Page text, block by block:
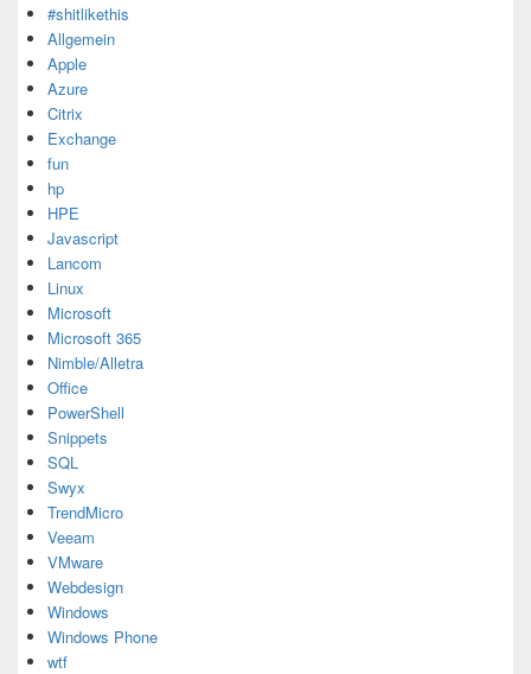
#shitlikethis
Allgemein
Apple
Azure
Citrix
Exchange
fun
hp
HPE
Javascript
Lancom
Linux
Microsoft
Microsoft 365
Nimble/Alletra
Office
PowerShell
Snippets
SQL
Swyx
TrendMicro
Veeam
VMware
Webdesign
Windows
Windows Phone
wtf